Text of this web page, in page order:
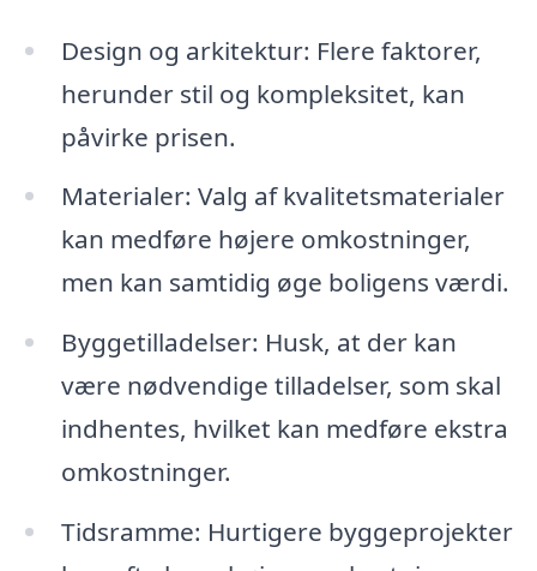
Design og arkitektur: Flere faktorer,
herunder stil og kompleksitet, kan
påvirke prisen.
Materialer: Valg af kvalitetsmaterialer
kan medføre højere omkostninger,
men kan samtidig øge boligens værdi.
Byggetilladelser: Husk, at der kan
være nødvendige tilladelser, som skal
indhentes, hvilket kan medføre ekstra
omkostninger.
Tidsramme: Hurtigere byggeprojekter